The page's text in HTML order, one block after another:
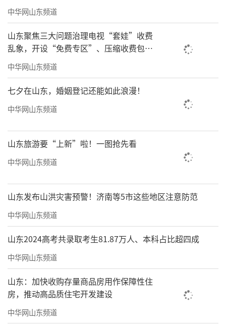
中华网山东频道
山东聚焦三大问题治理电视“套娃”收费
乱象，开设“免费专区”、压缩收费包比
例70%以上
中华网山东频道
七夕在山东，婚姻登记还能如此浪漫！
中华网山东频道
山东旅游要“上新”啦！一图抢先看
中华网山东频道
山东发布山洪灾害预警！济南等5市这些地区注意防范
中华网山东频道
山东2024高考共录取考生81.87万人、本科占比超四成
中华网山东频道
山东：加快收购存量商品房用作保障性住
房，推动高品质住宅开发建设
中华网山东频道